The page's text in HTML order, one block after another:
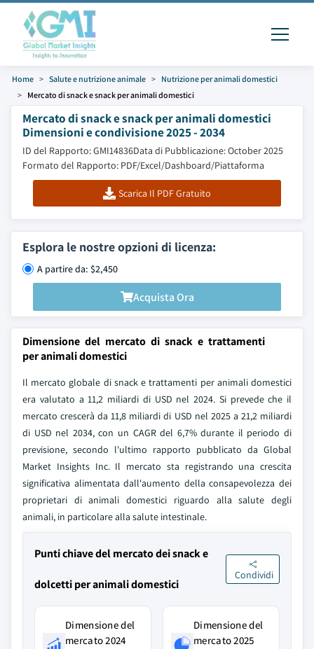
Home Salute e nutrizione animale
Nutrizione per animali domestici
Mercato di snack e snack per animali domestici
Mercato di snack e snack per animali domestici
Dimensioni e condivisione 2025 - 2034
ID del Rapporto: GMI14836Data di Pubblicazione: October 2025
Formato del Rapporto: PDF/Excel/Dashboard/Piattaforma
Scarica Il PDF Gratuito
Esplora le nostre opzioni di licenza:
A partire da: $2,450
Acquista Ora
Dimensione del mercato di snack e trattamenti
per animali domestici
Il mercato globale di snack e trattamenti per animali domestici
era valutato a 11,2 miliardi di USD nel 2024. Si prevede che il
mercato crescerà da 11,8 miliardi di USD nel 2025 a 21,2 miliardi
di USD nel 2034, con un CAGR del 6,7% durante il periodo di
previsione, secondo l'ultimo rapporto pubblicato da Global
Market Insights Inc. Il mercato sta registrando una crescita
significativa alimentata dall'aumento della consapevolezza dei
proprietari di animali domestici riguardo alla salute degli
animali, in particolare alla salute intestinale.
Punti chiave del mercato dei snack e
dolcetti per animali domestici
Condividi
Dimensione del
mercato 2024
Dimensione del
mercato 2025